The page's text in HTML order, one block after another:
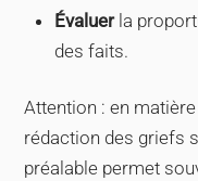
Évaluerla
des faits.
Attention : en
rédaction des griefs
préalable permet